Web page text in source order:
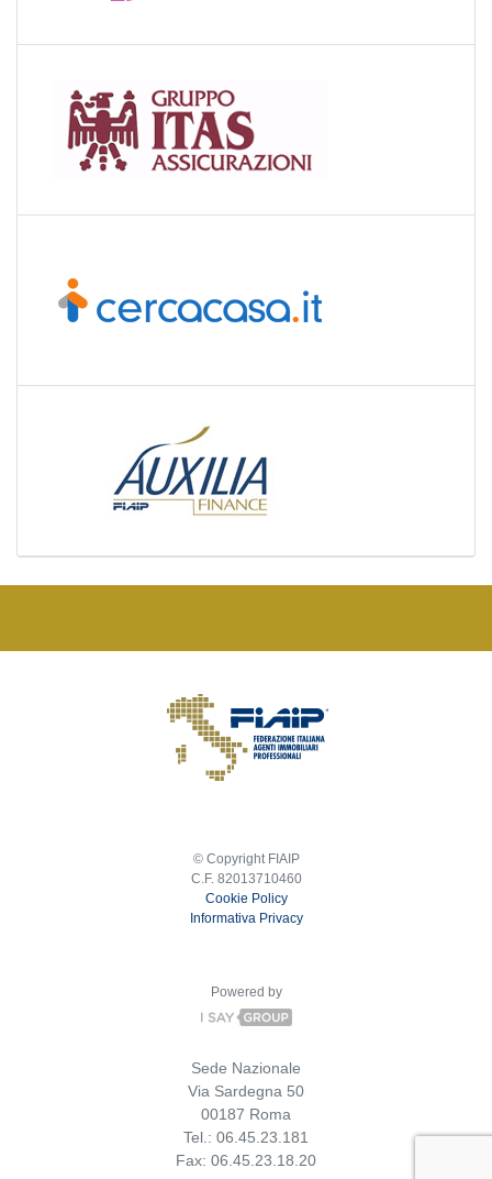
© Copyright FIAIP
C.F. 82013710460
Cookie Policy
Informativa Privacy
Powered by
Sede Nazionale
Via Sardegna 50
00187 Roma
Tel.: 06.45.23.181
Fax: 06.45.23.18.20